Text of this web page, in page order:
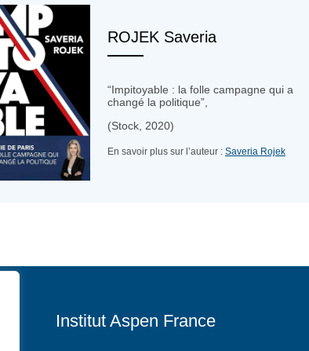
ROJEK Saveria
“Impitoyable : la folle campagne qui a
changé la politique”,
(Stock, 2020)
En savoir plus sur l’auteur : Saveria Rojek
Institut Aspen France